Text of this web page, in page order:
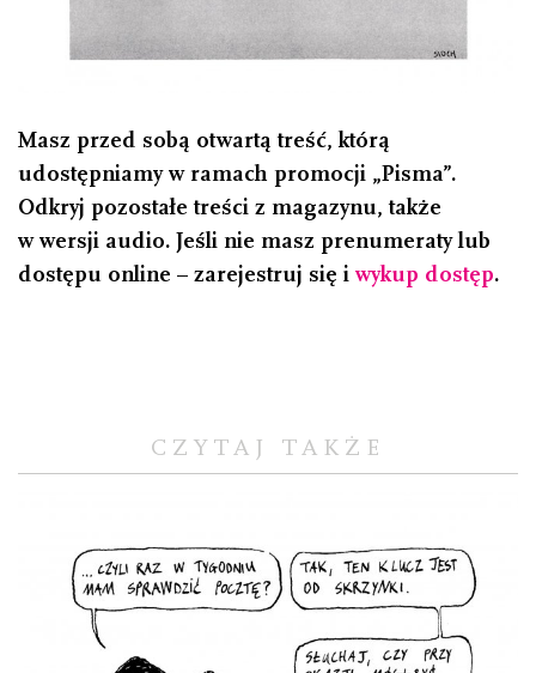
Masz przed sobą otwartą treść, którą
udostępniamy w ramach promocji „Pisma”.
Odkryj pozostałe treści z magazynu, także
w wersji audio. Jeśli nie masz prenumeraty lub
dostępu online – zarejestruj się i wykup dostęp.
CZYTAJ TAKŻE